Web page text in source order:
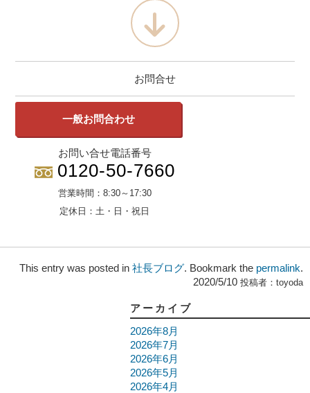
お問合せ
一般お問合わせ
お問い合せ電話番号
0120-50-7660
営業時間： 8:30～17:30
定休日：土・日・祝日
This entry was posted in 社長ブログ. Bookmark the permalink.
2020/5/10 投稿者： toyoda
アーカイブ
2026年8月
2026年7月
2026年6月
2026年5月
2026年4月